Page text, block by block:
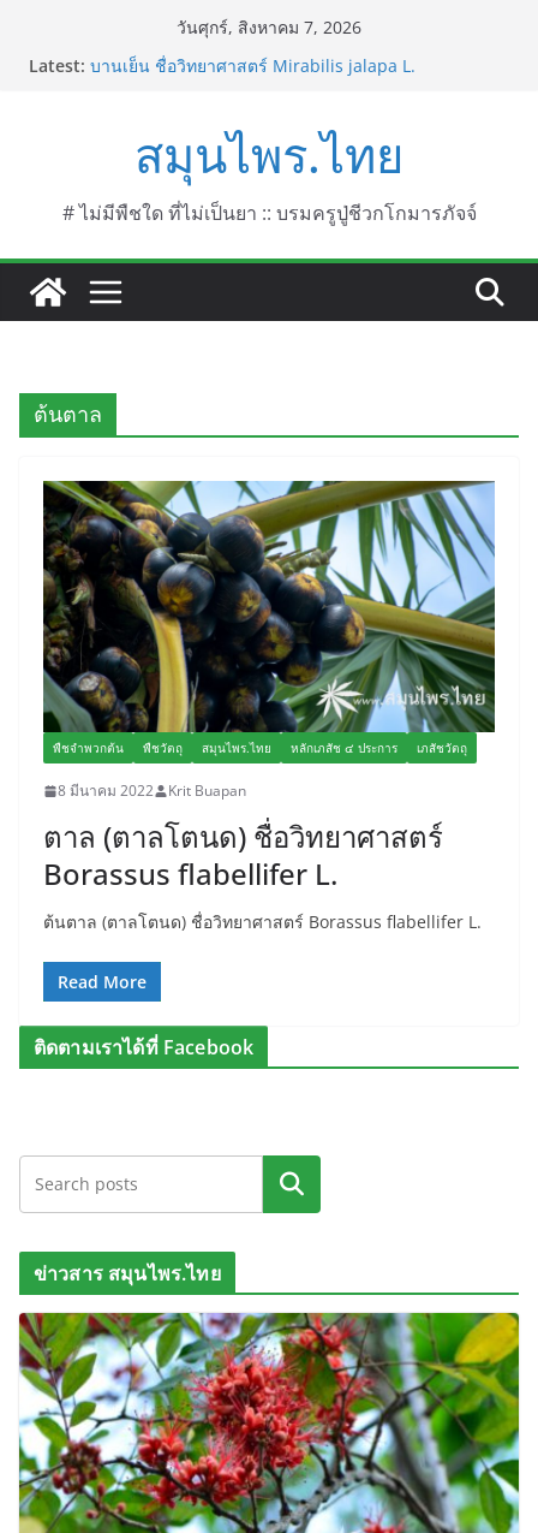
วันศุกร์, สิงหาคม 7, 2026
Latest: บานเย็น ชื่อวิทยาศาสตร์ Mirabilis jalapa L.
บานไม่รู้โรยไฟเออร์เวิร์ค ชื่อวิทยาศาสตร์ Gomphrena
pulchella L. (Firework)
บานไม่รู้โรยป่า ชื่อวิทยาศาสตร์ Gomphrena
celosioides Mart.
สมุนไพร.ไทย
# ไม่มีพืชใด ที่ไม่เป็นยา :: บรมครูปู่ชีวกโกมารภัจจ์
ต้นตาล
พืชจำพวกต้น พืชวัตถุ สมุนไพร.ไทย หลักเภสัช ๔ ประการ เภสัชวัตถุ
8 มีนาคม 2022 Krit Buapan
ตาล (ตาลโตนด) ชื่อวิทยาศาสตร์
Borassus flabellifer L.
ต้นตาล (ตาลโตนด) ชื่อวิทยาศาสตร์ Borassus flabellifer L.
Read More
ติดตามเราได้ที่ Facebook
ค้นหา
ข่าวสาร สมุนไพร.ไทย